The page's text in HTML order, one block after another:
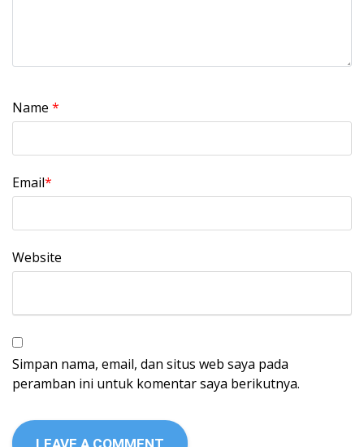
Name *
Email*
Website
Simpan nama, email, dan situs web saya pada
peramban ini untuk komentar saya berikutnya.